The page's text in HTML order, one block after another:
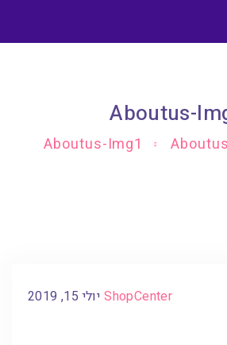
Aboutus-
Aboutus-Img1
ShopCenter יולי 15, 2019